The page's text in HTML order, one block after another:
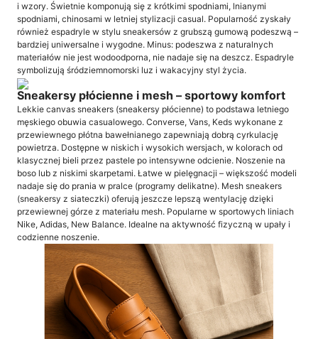
i wzory. Świetnie komponują się z krótkimi spodniami, lnianymi
spodniami, chinosami w letniej stylizacji casual. Popularność zyskały
również espadryle w stylu sneakersów z grubszą gumową podeszwą –
bardziej uniwersalne i wygodne. Minus: podeszwa z naturalnych
materiałów nie jest wodoodporna, nie nadaje się na deszcz. Espadryle
symbolizują śródziemnomorski luz i wakacyjny styl życia.
Sneakersy płócienne i mesh – sportowy komfort
Lekkie canvas sneakers (sneakersy płócienne) to podstawa letniego
męskiego obuwia casualowego. Converse, Vans, Keds wykonane z
przewiewnego płótna bawełnianego zapewniają dobrą cyrkulację
powietrza. Dostępne w niskich i wysokich wersjach, w kolorach od
klasycznej bieli przez pastele po intensywne odcienie. Noszenie na
boso lub z niskimi skarpetami. Łatwe w pielęgnacji – większość modeli
nadaje się do prania w pralce (programy delikatne). Mesh sneakers
(sneakersy z siateczki) oferują jeszcze lepszą wentylację dzięki
przewiewnej górze z materiału mesh. Popularne w sportowych liniach
Nike, Adidas, New Balance. Idealne na aktywność fizyczną w upały i
codzienne noszenie.